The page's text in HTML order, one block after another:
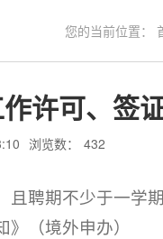
您的当前位置：
许可、签
浏览数： 432
聘期不少于一学期
（境外申办）